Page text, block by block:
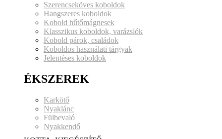
Szerencseköves koboldok
Hangszeres koboldok
Kobold hűtőmágnesek
Klasszikus koboldok, varázslók
Kobold párok, családok
Koboldos használati tárgyak
Jelentéses koboldok
ÉKSZEREK
Karkötő
Nyaklánc
Fülbevaló
Nyakkendő